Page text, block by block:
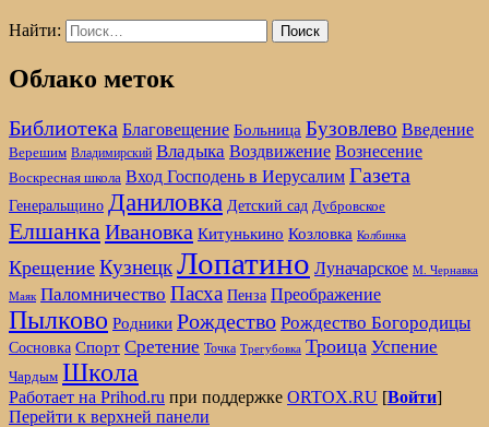
Найти:
Облако меток
Библиотека Благовещение Больница Бузовлево Введение
Верешим Владимирский Владыка Воздвижение Вознесение
Воскресная школа Вход Господень в Иерусалим Газета
Генеральщино Даниловка Детский сад Дубровское
ЕлшанкаИвановка Китунькино Козловка Колбинка
Крещение КузнецкЛопатино Луначарское М. Чернавка
Маяк Паломничество Пасха Пенза Преображение
Пылково Родники Рождество Рождество Богородицы
Сосновка Спорт Сретение Точка Трегубовка Троица Успение
Чардым Школа
Работает на Prihod.ru при поддержке ORTOX.RU [Войти]
Перейти к верхней панели